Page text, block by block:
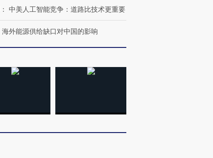
： 中美人工智能竞争：道路比技术更重要
海外能源供给缺口对中国的影响